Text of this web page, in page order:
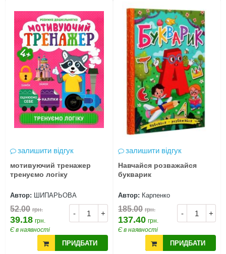
залишити відгук
мотивуючий тренажер
тренуємо логіку
Автор: ШИПАРЬОВА
- +
52.00 грн.
39.18 грн.
Є в наявності
ПРИДБАТИ
залишити відгук
Навчайся розважайся
букварик
Автор: Карпенко
- +
185.00 грн.
137.40 грн.
Є в наявності
ПРИДБАТИ